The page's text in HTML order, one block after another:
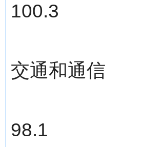
100.3
交通和通信
98.1